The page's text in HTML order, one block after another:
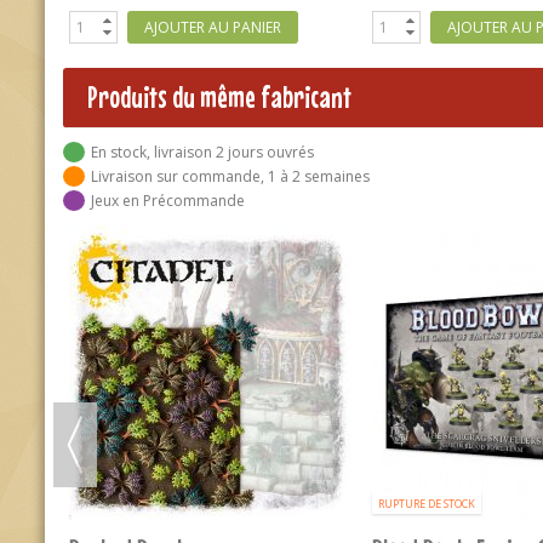
Produits du même fabricant
En stock, livraison 2 jours ouvrés
Livraison sur commande, 1 à 2 semaines
Jeux en Précommande